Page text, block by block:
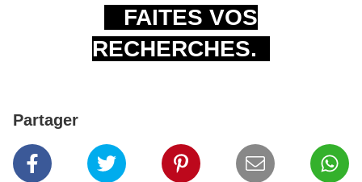
FAITES VOS
RECHERCHES.
Partager